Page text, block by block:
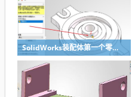
SolidWorks装配体第一个零件怎么固定到中心原点？90%的人一开始就做错了